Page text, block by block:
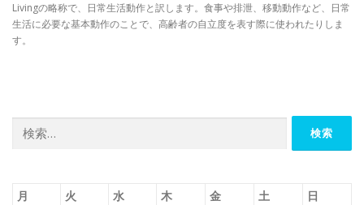
Livingの略称で、日常生活動作と訳します。食事や排泄、移動動作など、日常
生活に必要な基本動作のことで、高齢者の自立度を表す際に使われたりしま
す。
索:
月 火 水 木 金 土 日